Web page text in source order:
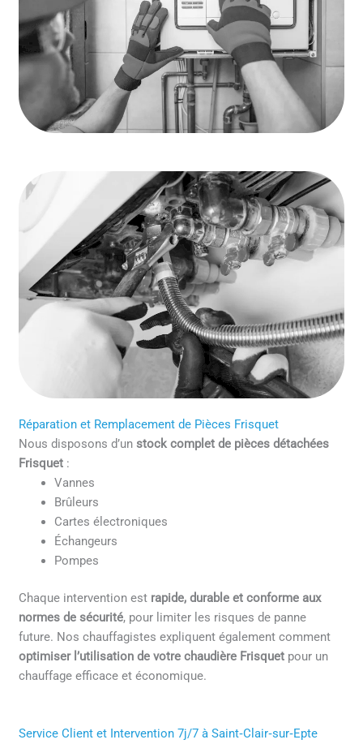
Réparation et Remplacement de Pièces Frisquet
Nous disposons d’unstock complet de pièces détachées
Frisquet :
Vannes
Brûleurs
Cartes électroniques
Échangeurs
Pompes
Chaque intervention est rapide, durable et conforme aux
normes de sécurité, pour limiter les risques de panne
future. Nos chauffagistes expliquent également comment
optimiser l’utilisation de votre chaudière Frisquet pour un
chauffage efficace et économique.
Service Client et Intervention 7j/7 à Saint‑Clair‑sur‑Epte